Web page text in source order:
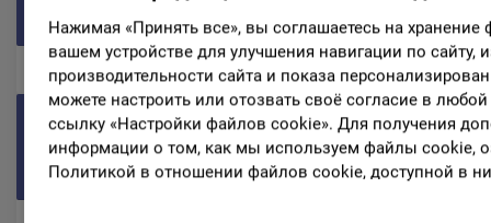
смерти.
04
Получите государственное гербовое
свидетельство о смерти и справку о смерти.
Нажимая «Принять все», вы соглашаетесь на хранение
вашем устройстве для улучшения навигации по сайту,
производительности сайта и показа
можете настроить или отозвать своё согласие в
ссылку «Настройки файлов cookie». Для получения
информации о том, как мы используем файлы cookie,
Политикой в отношении файлов cookie, доступной в